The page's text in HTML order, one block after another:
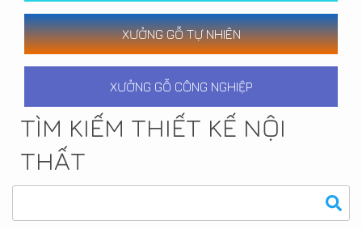
XƯỞNG GỖ TỰ NHIÊN
XƯỞNG GỖ CÔNG NGHIỆP
TÌM KIẾM THIẾT KẾ NỘI
THẤT